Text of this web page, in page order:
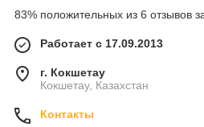
83% положительных из 6 отзывов
Работает с 17.09.2013
г. Кокшетау
Кокшетау, Казахстан
Контакты